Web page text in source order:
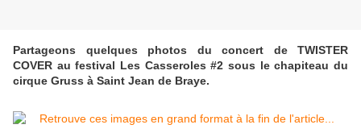
Partageons quelques photos du concert de TWISTER
COVER au festival Les Casseroles #2 sous le chapiteau du
cirque Gruss à Saint Jean de Braye.